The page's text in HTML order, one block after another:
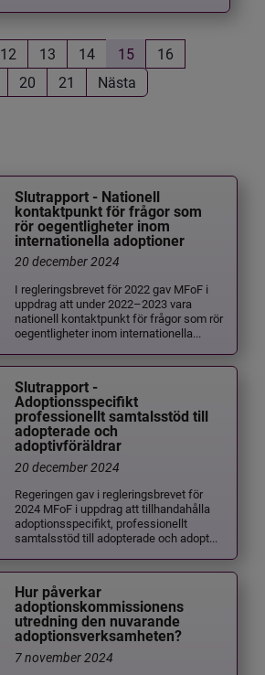
12 13 14 15
16
20 21 Nästa
Slutrapport - Nationell
kontaktpunkt för frågor som
rör oegentligheter inom
internationella adoptioner
20 december 2024
I regleringsbrevet för 2022 gav MFoF i
uppdrag att under 2022–2023 vara
nationell kontaktpunkt för frågor som rör
oegentligheter inom internationella...
Slutrapport -
Adoptionsspecifikt
professionellt samtalsstöd till
adopterade och
adoptivföräldrar
20 december 2024
Regeringen gav i regleringsbrevet för
2024 MFoF i uppdrag att tillhandahålla
adoptionsspecifikt, professionellt
samtalsstöd till adopterade och adopt...
Hur påverkar
adoptionskommissionens
utredning den nuvarande
adoptionsverksamheten?
7 november 2024